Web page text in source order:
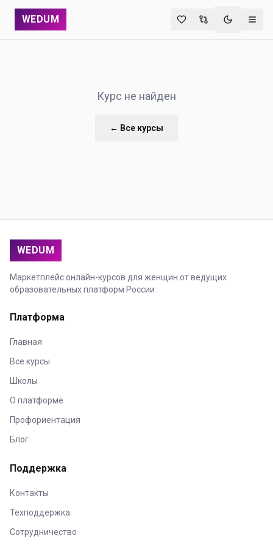
WEDUM
Курс не найден
← Все курсы
WEDUM
Маркетплейс онлайн-курсов для женщин от ведущих
образовательных платформ России
Платформа
Главная
Все курсы
Школы
О платформе
Профориентация
Блог
Поддержка
Контакты
Техподдержка
Сотрудничество